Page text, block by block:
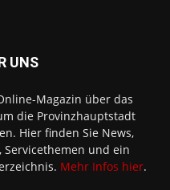
UNS
Magazin über das
die Provinzhauptstadt
Hier finden Sie News,
Servicethemen und ein
Mehr Infos hier.